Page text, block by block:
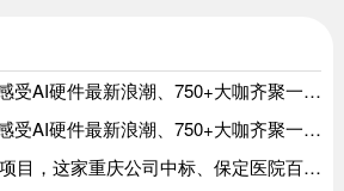
750+大咖齐聚一堂，感受AI硬件最新浪潮、750+大咖齐聚一堂，感受AI硬件最新浪潮
750+大咖齐聚一堂，感受AI硬件最新浪潮、750+大咖齐聚一堂，感受AI硬件最新浪潮
保定医院百万级RFID项目，这家重庆公司中标、保定医院百万级RFID项目，这家重庆公司中标